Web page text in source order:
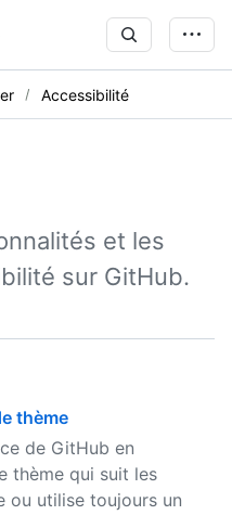
Accessibilité
et les
sur GitHub.
thème
de GitHub en
thème qui suit les
ou utilise toujours un